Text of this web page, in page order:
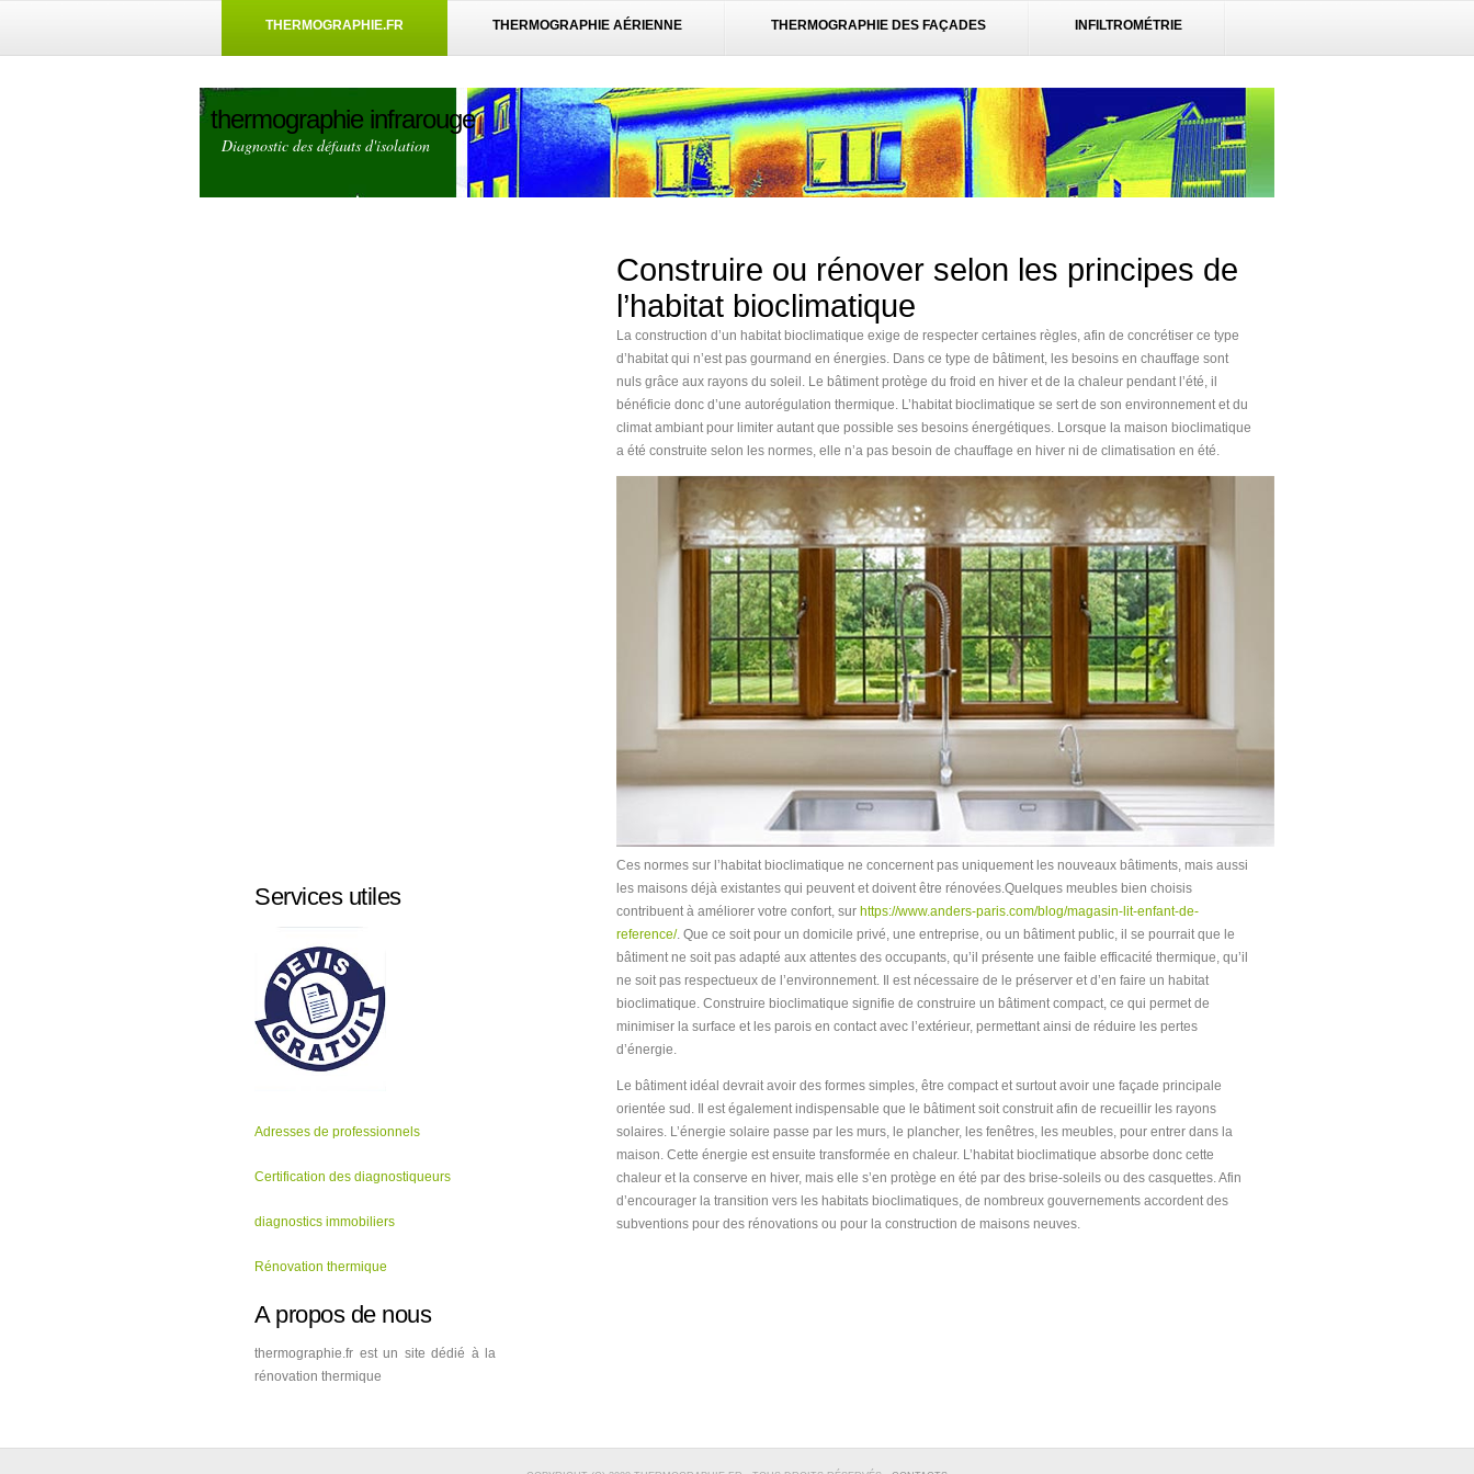
THERMOGRAPHIE.FR THERMOGRAPHIE AÉRIENNE THERMOGRAPHIE DES FAÇADES INFILTROMÉTRIE
thermographie infrarouge
Diagnostic des défauts d'isolation
Construire ou rénover selon les principes de
l’habitat bioclimatique
La construction d’un habitat bioclimatique exige de respecter certaines règles, afin de concrétiser ce type
d’habitat qui n’est pas gourmand en énergies. Dans ce type de bâtiment, les besoins en chauffage sont
nuls grâce aux rayons du soleil. Le bâtiment protège du froid en hiver et de la chaleur pendant l’été, il
bénéficie donc d’une autorégulation thermique. L’habitat bioclimatique se sert de son environnement et du
climat ambiant pour limiter autant que possible ses besoins énergétiques. Lorsque la maison bioclimatique
a été construite selon les normes, elle n’a pas besoin de chauffage en hiver ni de climatisation en été.
Ces normes sur l’habitat bioclimatique ne concernent pas uniquement les nouveaux bâtiments, mais aussi
les maisons déjà existantes qui peuvent et doivent être rénovées.Quelques meubles bien choisis
contribuent à améliorer votre confort, sur https://www.anders-paris.com/blog/magasin-lit-enfant-de-
reference/. Que ce soit pour un domicile privé, une entreprise, ou un bâtiment public, il se pourrait que le
bâtiment ne soit pas adapté aux attentes des occupants, qu’il présente une faible efficacité thermique, qu’il
ne soit pas respectueux de l’environnement. Il est nécessaire de le préserver et d’en faire un habitat
bioclimatique. Construire bioclimatique signifie de construire un bâtiment compact, ce qui permet de
minimiser la surface et les parois en contact avec l’extérieur, permettant ainsi de réduire les pertes
d’énergie.
Le bâtiment idéal devrait avoir des formes simples, être compact et surtout avoir une façade principale
orientée sud. Il est également indispensable que le bâtiment soit construit afin de recueillir les rayons
solaires. L’énergie solaire passe par les murs, le plancher, les fenêtres, les meubles, pour entrer dans la
maison. Cette énergie est ensuite transformée en chaleur. L’habitat bioclimatique absorbe donc cette
chaleur et la conserve en hiver, mais elle s’en protège en été par des brise-soleils ou des casquettes. Afin
d’encourager la transition vers les habitats bioclimatiques, de nombreux gouvernements accordent des
subventions pour des rénovations ou pour la construction de maisons neuves.
Services utiles
Adresses de professionnels
Certification des diagnostiqueurs
diagnostics immobiliers
Rénovation thermique
A propos de nous
thermographie.fr est un site dédié à la
rénovation thermique